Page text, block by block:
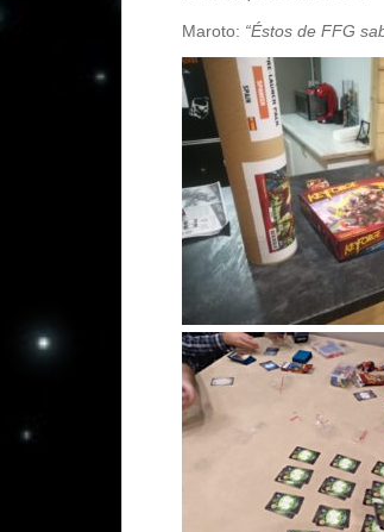
Maroto: “Éstos de FFG